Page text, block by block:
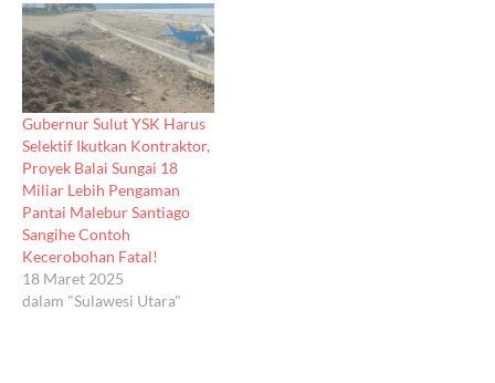
Gubernur Sulut YSK Harus
Selektif Ikutkan Kontraktor,
Proyek Balai Sungai 18
Miliar Lebih Pengaman
Pantai Malebur Santiago
Sangihe Contoh
Kecerobohan Fatal!
18 Maret 2025
dalam "Sulawesi Utara"